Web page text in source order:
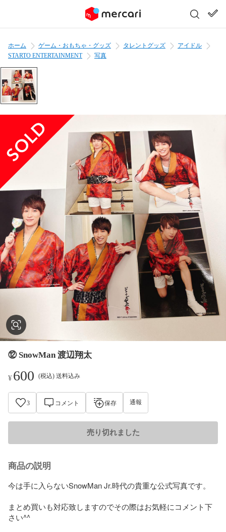
ホーム ゲーム・おもちゃ・グッズ タレントグッズ
アイドル
STARTO ENTERTAINMENT
写真
⑫ SnowMan 渡辺翔太
¥600 (税込) 送料込み
3 コメント 保存 通報
売り切れました
商品の説明
今は手に入らないSnowMan Jr.時代の貴重な公式写真です。
まとめ買いも対応致しますのでその際はお気軽にコメント下
さい^^